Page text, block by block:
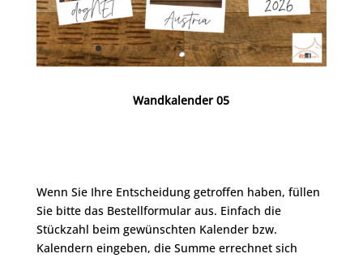
Wandkalender 05
Wenn Sie Ihre Entscheidung getroffen haben, füllen
Sie bitte das Bestellformular aus. Einfach die
Stückzahl beim gewünschten Kalender bzw.
Kalendern eingeben, die Summe errechnet sich